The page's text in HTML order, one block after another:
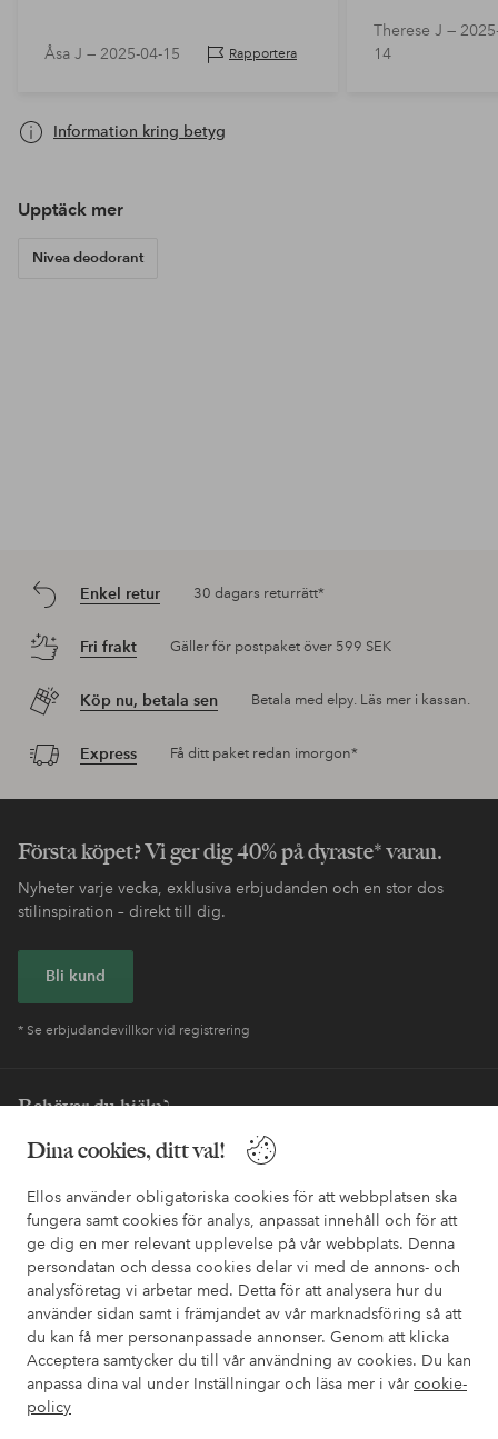
Dina cookies, ditt val!
Ellos använder obligatoriska cookies för att webbplatsen ska
fungera samt cookies för analys, anpassat innehåll och för att
ge dig en mer relevant upplevelse på vår webbplats. Denna
persondatan och dessa cookies delar vi med de annons- och
analysföretag vi arbetar med. Detta för att analysera hur du
använder sidan samt i främjandet av vår marknadsföring så att
du kan få mer personanpassade annonser. Genom att klicka
Acceptera samtycker du till vår användning av cookies. Du kan
anpassa dina val under Inställningar och läsa mer i vår cookie-
policy
Åsa J — 2025-04-15 Rapportera
Therese J —
14
Information kring betyg
Upptäck mer
Nivea deodorant
Enkel retur 30 dagars returrätt*
Fri frakt Gäller för postpaket över 599 SEK
Köp nu, betala sen Betala med elpy. Läs mer i kassan.
Express Få ditt paket redan imorgon*
Första köpet? Vi ger dig 40% på dyraste* varan.
Nyheter varje vecka, exklusiva erbjudanden och en stor dos
stilinspiration – direkt till dig.
Bli kund
* Se erbjudandevillkor vid registrering
Behöver du hjälp?
I vår FAQ hittar du svaren på de vanligaste frågorna. Här finns
också information om hur du enklast kontaktar oss.
Kundservice Beställning Betalsätt
Mina sidor
Om Ellos